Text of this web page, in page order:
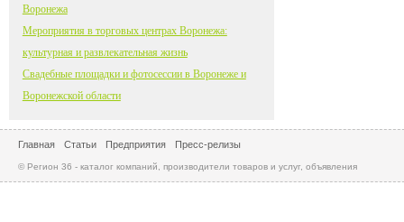
Воронежа
Мероприятия в торговых центрах Воронежа:
культурная и развлекательная жизнь
Свадебные площадки и фотосессии в Воронеже и
Воронежской области
Главная Статьи Предприятия Пресс-релизы
© Регион 36 - каталог компаний, производители товаров и услуг, объявления